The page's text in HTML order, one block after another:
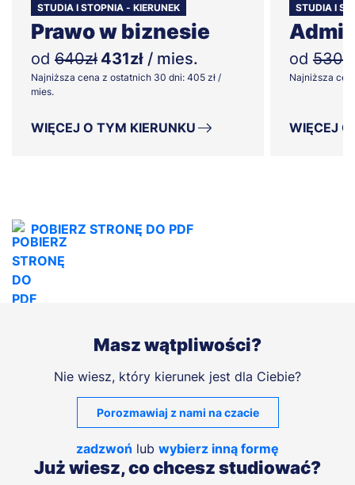
STUDIA I STOPNIA - KIERUNEK
Prawo w biznesie
od 640zł 431zł / mies.
Najniższa cena z ostatnich 30 dni: 405 zł /
mies.
WIĘCEJ O TYM KIERUNKU
STUDIA I
od 530zł
Najniższa
WIĘCEJ
POBIERZ STRONĘ DO PDF
Masz wątpliwości?
Nie wiesz, który kierunek jest dla Ciebie?
Porozmawiaj z nami na czacie
zadzwoń lub wybierz inną formę
Już wiesz, co chcesz studiować?